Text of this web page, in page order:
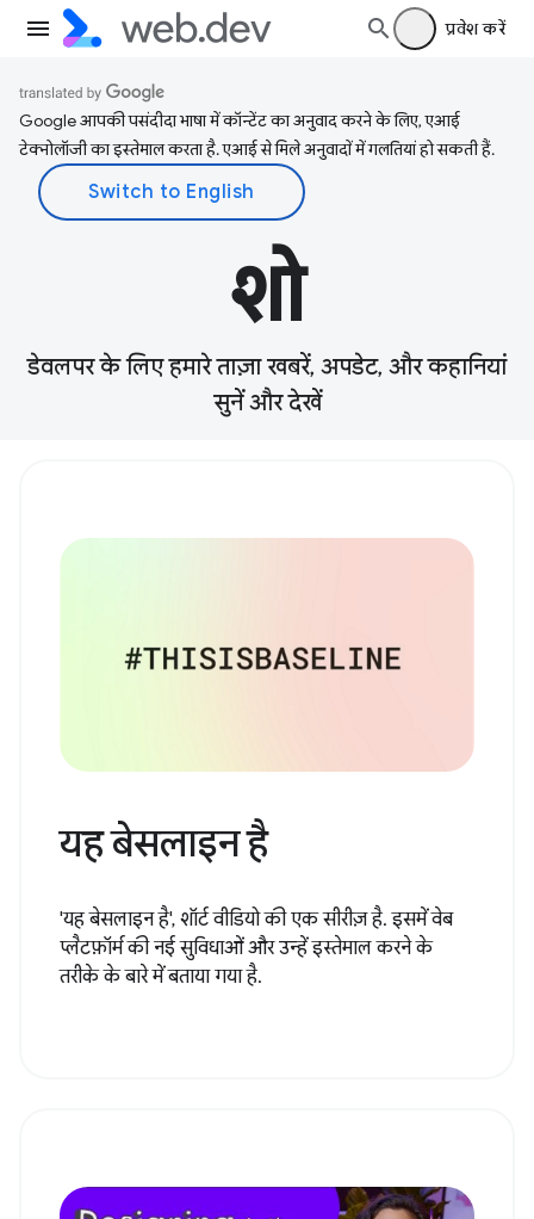
प्रवेश करें
Google आपकी पसंदीदा भाषा में कॉन्टेंट का अनुवाद करने के लिए, एआई
टेक्नोलॉजी का इस्तेमाल करता है. एआई से मिले अनुवादों में गलतियां हो सकती हैं.
शो
डेवलपर के लिए हमारे ताज़ा खबरें, अपडेट, और कहानियां
सुनें और देखें
यह बेसलाइन है
'यह बेसलाइन है', शॉर्ट वीडियो की एक सीरीज़ है. इसमें वेब
प्लैटफ़ॉर्म की नई सुविधाओं और उन्हें इस्तेमाल करने के
तरीके के बारे में बताया गया है.